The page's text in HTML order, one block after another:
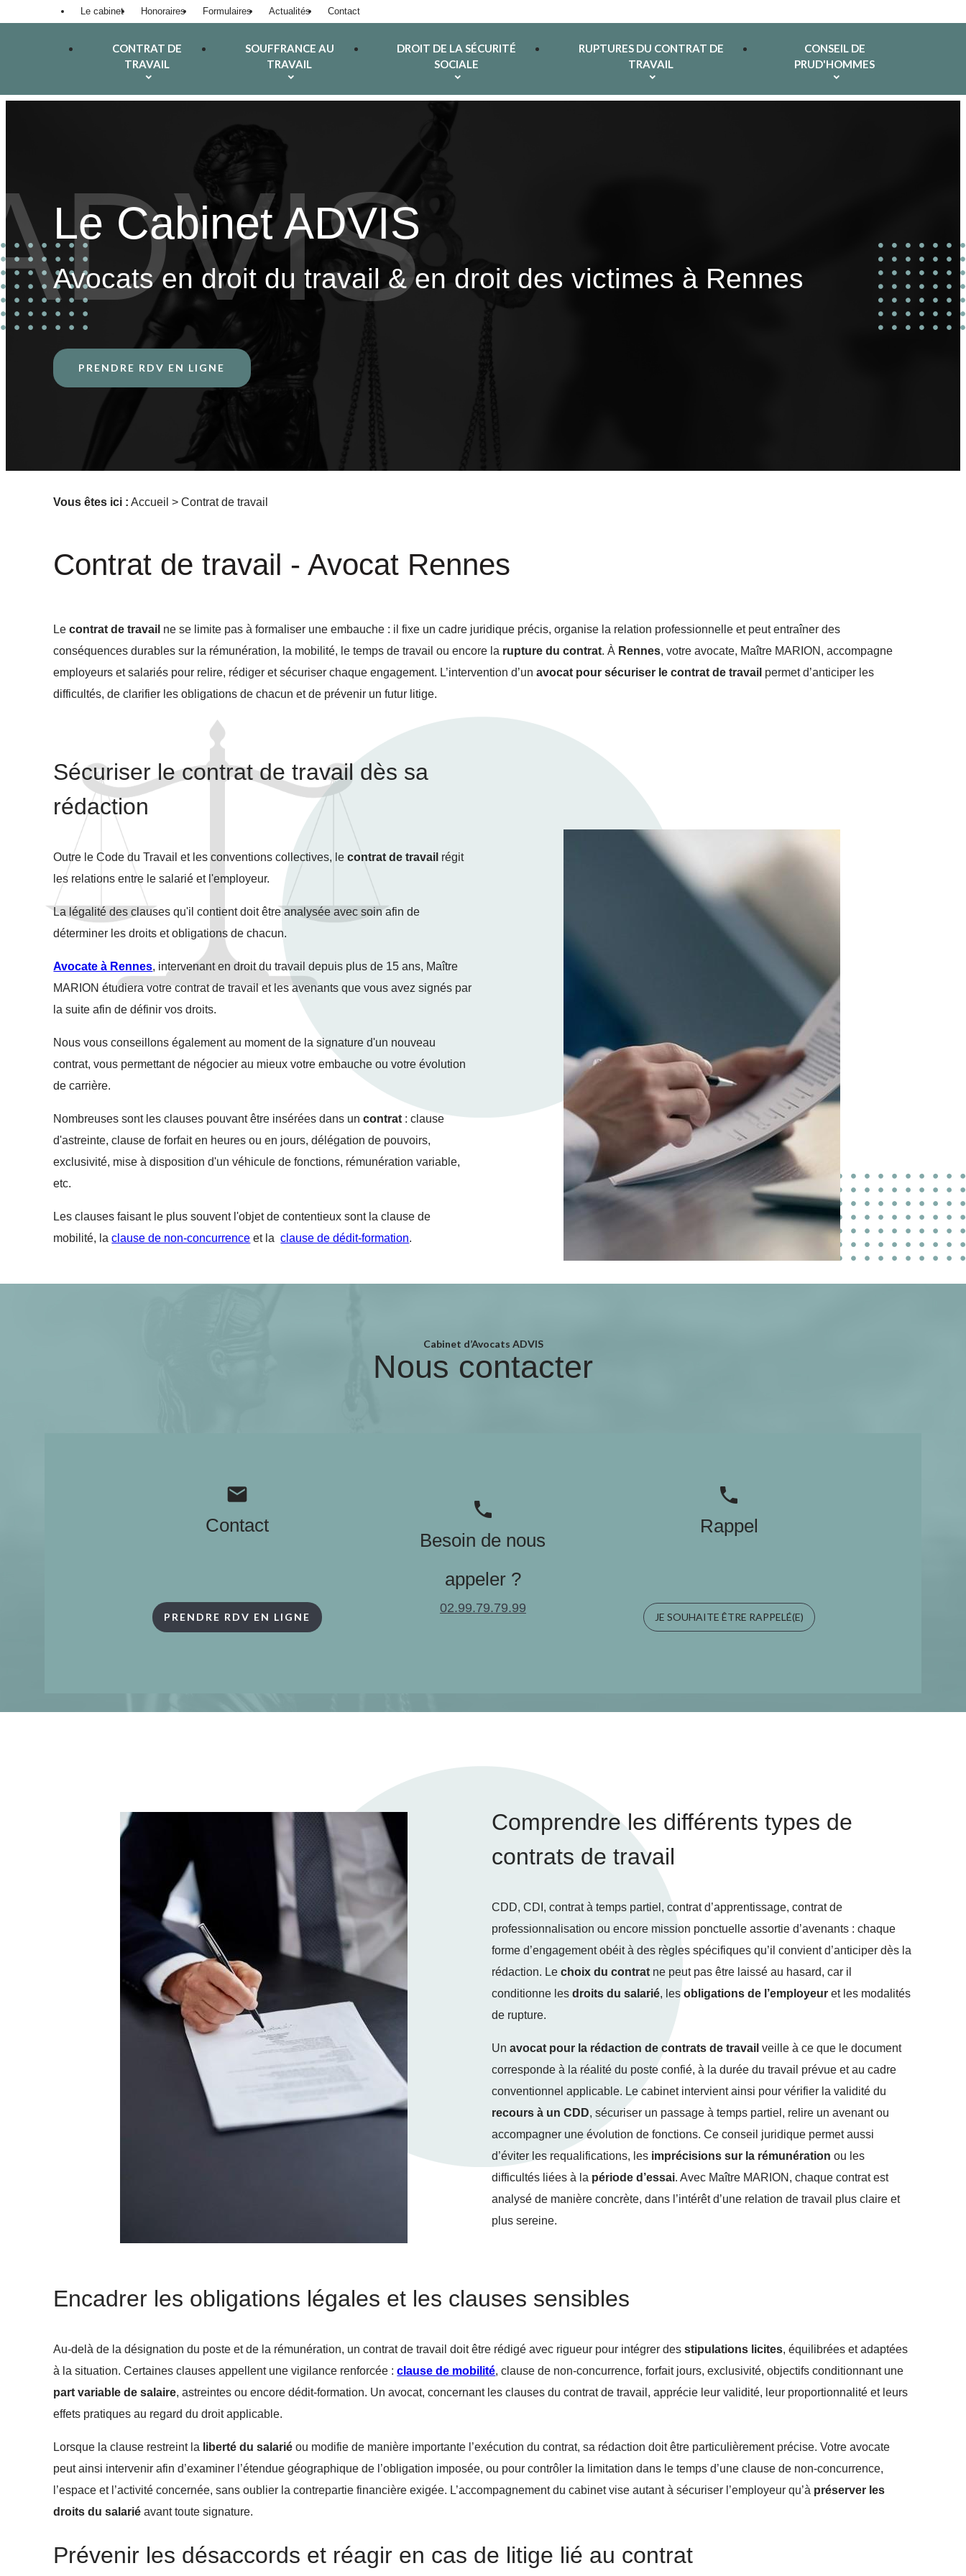
Le cabinet Honoraires Formulaires Actualités Contact
CONTRAT DE
TRAVAIL
SOUFFRANCE AU
TRAVAIL
DROIT DE LA SÉCURITÉ
SOCIALE
RUPTURES DU CONTRAT DE
TRAVAIL
CONSEIL DE
PRUD'HOMMES
Le Cabinet ADVIS
Avocats en droit du travail & en droit des victimes à Rennes
PRENDRE RDV EN LIGNE
Vous êtes ici : Accueil > Contrat de travail
Contrat de travail - Avocat Rennes
Lecontrat de travail ne se limite pas à formaliser une embauche : il fixe un cadre juridique précis, organise la relation professionnelle et peut entraîner des
conséquences durables sur la rémunération, la mobilité, le temps de travail ou encore la rupture du contrat. À Rennes, votre avocate, Maître MARION, accompagne
employeurs et salariés pour relire, rédiger et sécuriser chaque engagement. L’intervention d’unavocat pour sécuriser le contrat de travail permet d’anticiper les
difficultés, de clarifier les obligations de chacun et de prévenir un futur litige.
Sécuriser le contrat de travail dès sa
rédaction
Outre le Code du Travail et les conventions collectives, lecontrat de travail régit
les relations entre le salarié et l'employeur.
La légalité des clauses qu'il contient doit être analysée avec soin afin de
déterminer les droits et obligations de chacun.
Avocate à Rennes, intervenant en droit du travail depuis plus de 15 ans, Maître
MARION étudiera votre contrat de travail et les avenants que vous avez signés par
la suite afin de définir vos droits.
Nous vous conseillons également au moment de la signature d'un nouveau
contrat, vous permettant de négocier au mieux votre embauche ou votre évolution
de carrière.
Nombreuses sont les clauses pouvant être insérées dans uncontrat : clause
d'astreinte, clause de forfait en heures ou en jours, délégation de pouvoirs,
exclusivité, mise à disposition d'un véhicule de fonctions, rémunération variable,
etc.
Les clauses faisant le plus souvent l'objet de contentieux sont la clause de
mobilité, laclause de non-concurrence et laclause de dédit-formation.
Cabinet d’Avocats ADVIS
Nous contacter
mail
Contact
PRENDRE RDV EN LIGNE
phone
Besoin de nous
appeler ?
02.99.79.79.99
phone
Rappel
JE SOUHAITE ÊTRE RAPPELÉ(E)
Comprendre les différents types de
contrats de travail
CDD, CDI, contrat à temps partiel, contrat d’apprentissage, contrat de
professionnalisation ou encore mission ponctuelle assortie d’avenants : chaque
forme d’engagement obéit à des règles spécifiques qu’il convient d’anticiper dès la
rédaction. Le choix du contrat ne peut pas être laissé au hasard, car il
conditionne les droits du salarié, lesobligations de l’employeur et les modalités
de rupture.
Un avocat pour la rédaction de contrats de travail veille à ce que le document
corresponde à la réalité du poste confié, à la durée du travail prévue et au cadre
conventionnel applicable. Le cabinet intervient ainsi pour vérifier la validité du
recours à un CDD, sécuriser un passage à temps partiel, relire un avenant ou
accompagner une évolution de fonctions. Ce conseil juridique permet aussi
d’éviter les requalifications, les imprécisions sur la rémunération ou les
difficultés liées à la période d’essai. Avec Maître MARION, chaque contrat est
analysé de manière concrète, dans l’intérêt d’une relation de travail plus claire et
plus sereine.
Encadrer les obligations légales et les clauses sensibles
Au-delà de la désignation du poste et de la rémunération, un contrat de travail doit être rédigé avec rigueur pour intégrer desstipulations licites, équilibrées et adaptées
à la situation. Certaines clauses appellent une vigilance renforcée :clause de mobilité, clause de non-concurrence, forfait jours, exclusivité, objectifs conditionnant une
part variable de salaire, astreintes ou encore dédit-formation. Un avocat, concernant les clauses du contrat de travail, apprécie leur validité, leur proportionnalité et leurs
effets pratiques au regard du droit applicable.
Lorsque la clause restreint la liberté du salarié ou modifie de manière importante l’exécution du contrat, sa rédaction doit être particulièrement précise. Votre avocate
peut ainsi intervenir afin d’examiner l’étendue géographique de l’obligation imposée, ou pour contrôler la limitation dans le temps d’une clause de non-concurrence,
l’espace et l’activité concernée, sans oublier la contrepartie financière exigée. L’accompagnement du cabinet vise autant à sécuriser l’employeur qu’à préserver les
droits du salarié avant toute signature.
Prévenir les désaccords et réagir en cas de litige lié au contrat
Panneau de gestion des cookies